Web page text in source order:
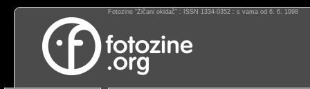
Fotozine “Žičani okidač” : ISSN 1334-0352 : s vama od 6. 6. 1998